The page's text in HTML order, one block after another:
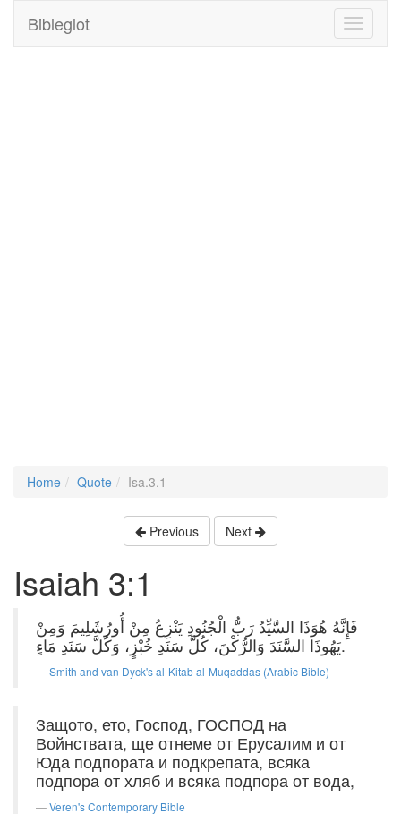
Toggle
Bibleglot
Home Quote Isa.3.1
Previous Next
Isaiah 3:1
فَإِنَّهُ هُوَذَا السَّيِّدُ رَبُّ الْجُنُودِ يَنْزِعُ مِنْ أُورُشَلِيمَ وَمِنْ
يَهُوذَا السَّنَدَ وَالرُّكْنَ، كُلَّ سَنَدِ خُبْزٍ، وَكُلَّ سَنَدِ مَاءٍ.
Smith and van Dyck's al-Kitab al-Muqaddas (Arabic Bible)
Защото, ето, Господ, ГОСПОД на
Войнствата, ще отнеме от Ерусалим и от
Юда подпората и подкрепата, всяка
подпора от хляб и всяка подпора от вода,
Veren's Contemporary Bible